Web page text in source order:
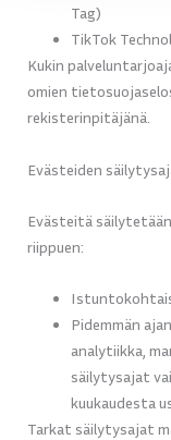
Tag)
TikTok
Kukin
omien
rekisterinpitäjänä.
Evästeiden
Evästeitä
riippuen:
Pidemmän
analytiikka,
säilytysajat
kuukaudesta
Tarkat säilytysajat